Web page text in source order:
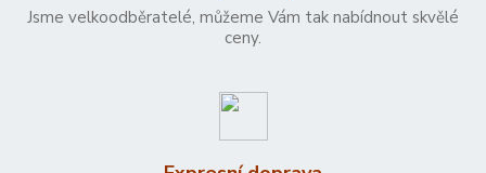
Jsme velkoodběratelé, můžeme Vám tak nabídnout skvělé
ceny.